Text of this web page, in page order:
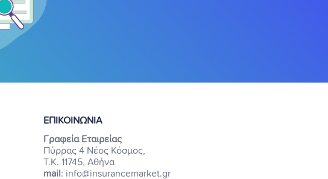
ΕΠΙΚΟΙΝΩΝΙΑ
Γραφεία Εταιρείας
Πύρρας 4 Νέος Κόσμος,
Τ.Κ. 11745, Αθήνα
mail : info@insurancemarket.gr